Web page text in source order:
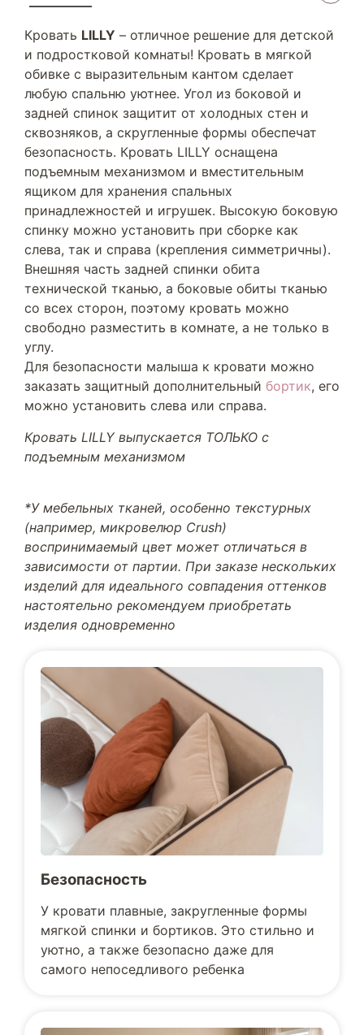
Кровать LILLY – отличное решение для детской
и подростковой комнаты! Кровать в мягкой
обивке с выразительным кантом сделает
любую спальню уютнее. Угол из боковой и
задней спинок защитит от холодных стен и
сквозняков, а скругленные формы обеспечат
безопасность. Кровать LILLY оснащена
подъемным механизмом и вместительным
ящиком для хранения спальных
принадлежностей и игрушек. Высокую боковую
спинку можно установить при сборке как
слева, так и справа (крепления симметричны).
Внешняя часть задней спинки обита
технической тканью, а боковые обиты тканью
со всех сторон, поэтому кровать можно
свободно разместить в комнате, а не только в
углу.
Для безопасности малыша к кровати можно
заказать защитный дополнительный бортик, его
можно установить слева или справа.
Кровать LILLY выпускается ТОЛЬКО с
подъемным механизмом
*У мебельных тканей, особенно текстурных
(например, микровелюр Crush)
воспринимаемый цвет может отличаться в
зависимости от партии. При заказе нескольких
изделий для идеального совпадения оттенков
настоятельно рекомендуем приобретать
изделия одновременно
Безопасность
У кровати плавные, закругленные формы
мягкой спинки и бортиков. Это стильно и
уютно, а также безопасно даже для
самого непоседливого ребенка